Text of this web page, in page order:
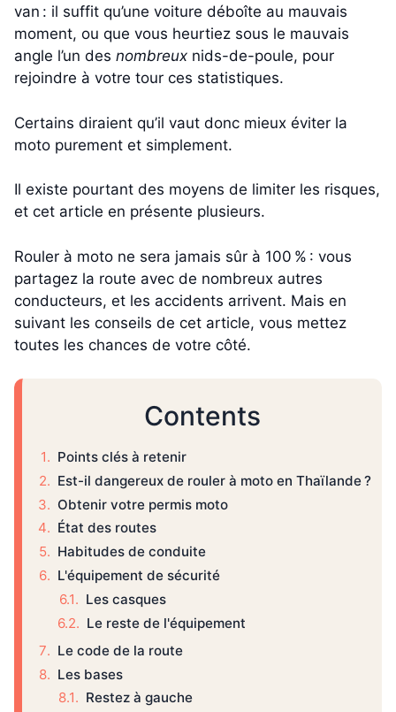
van : il suffit qu’une voiture déboîte au mauvais
moment, ou que vous heurtiez sous le mauvais
angle l’un des nombreux nids-de-poule, pour
rejoindre à votre tour ces statistiques.
Certains diraient qu’il vaut donc mieux éviter la
moto purement et simplement.
Il existe pourtant des moyens de limiter les risques,
et cet article en présente plusieurs.
Rouler à moto ne sera jamais sûr à 100 % : vous
partagez la route avec de nombreux autres
conducteurs, et les accidents arrivent. Mais en
suivant les conseils de cet article, vous mettez
toutes les chances de votre côté.
Contents
Points clés à retenir
Est-il dangereux de rouler à moto en Thaïlande ?
Obtenir votre permis moto
État des routes
Habitudes de conduite
L'équipement de sécurité
Les casques
Le reste de l'équipement
Le code de la route
Les bases
Restez à gauche